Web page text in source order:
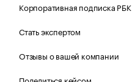
Корпоративная подписка РБК
Стать экспертом
Отзывы о вашей компании